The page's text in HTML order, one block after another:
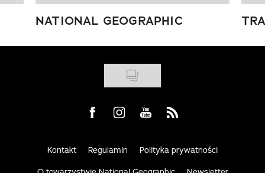
NATIONAL GEOGRAPHIC
Visit us on Facebook
Visit us on Instagram
Visit us on Youtube
Visit us on Rss
Kontakt Regulamin Polityka prywatności